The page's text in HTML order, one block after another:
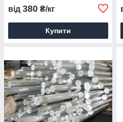
від 380 ₴/кг
Купити